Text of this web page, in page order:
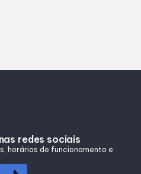
redes sociais
horários de funcionamento e